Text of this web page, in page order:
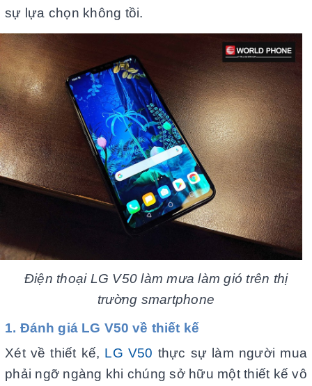
sự lựa chọn không tồi.
Điện thoại LG V50 làm mưa làm gió trên thị
trường smartphone
1. Đánh giá LG V50 về thiết kế
Xét về thiết kế, LG V50 thực sự làm người mua
phải ngỡ ngàng khi chúng sở hữu một thiết kế vô